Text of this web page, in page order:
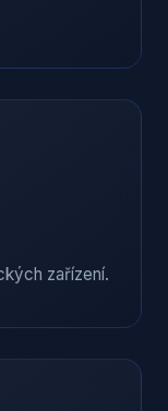
zařízení.